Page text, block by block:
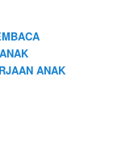
ANAK